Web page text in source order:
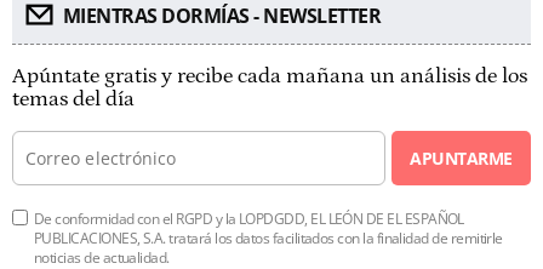
MIENTRAS DORMÍAS - NEWSLETTER
Apúntate gratis y recibe cada mañana un análisis de los
temas del día
APUNTARME
De conformidad con el RGPD y la LOPDGDD, EL LEÓN DE EL ESPAÑOL
PUBLICACIONES, S.A. tratará los datos facilitados con la finalidad de remitirle
noticias de actualidad.